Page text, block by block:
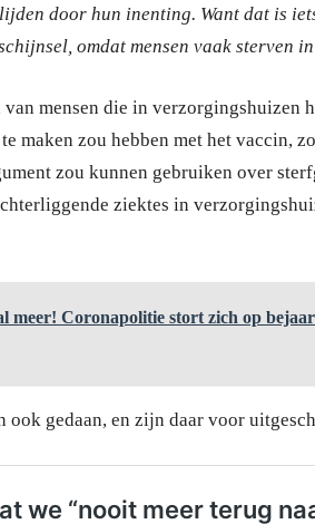
door hun inenting. Want dat is
omdat mensen vaak sterven
mensen die in verzorgingshuizen
maken zou hebben met het vaccin,
zou kunnen gebruiken over
ziektes in
meer! Coronapolitie stort zich op
ook gedaan, en zijn daar voor